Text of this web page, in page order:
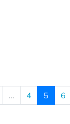
... 4 5 6